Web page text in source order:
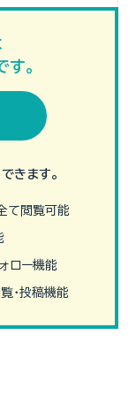
です。円で表示す
。もともとは単位
トコインとドルの…
。
きます。
閲覧可能
ロー機能
・投稿機能